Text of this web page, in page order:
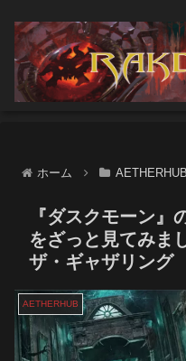
ホーム AETHERHUB
『ダスクモーン』
をざっと見てみま
ザ・ギャザリング
AETHERHUB